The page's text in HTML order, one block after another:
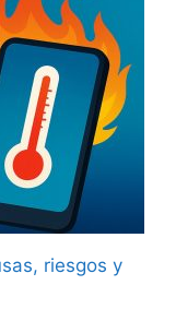
riesgos y